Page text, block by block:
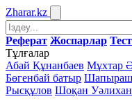
Zharar.kz
Реферат Жоспарлар
Тұлғалар
Абай Құнанбаев Мұхтар
Бөгенбай батыр
Рысқұлов Шоқан